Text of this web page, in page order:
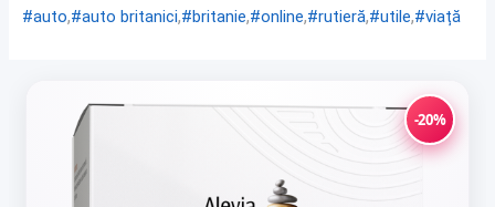
#auto,#auto britanici,#britanie,#online,#rutieră,#utile,#viață
-20%